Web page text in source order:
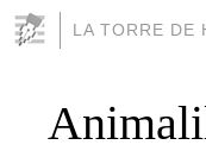
LA TORRE DE